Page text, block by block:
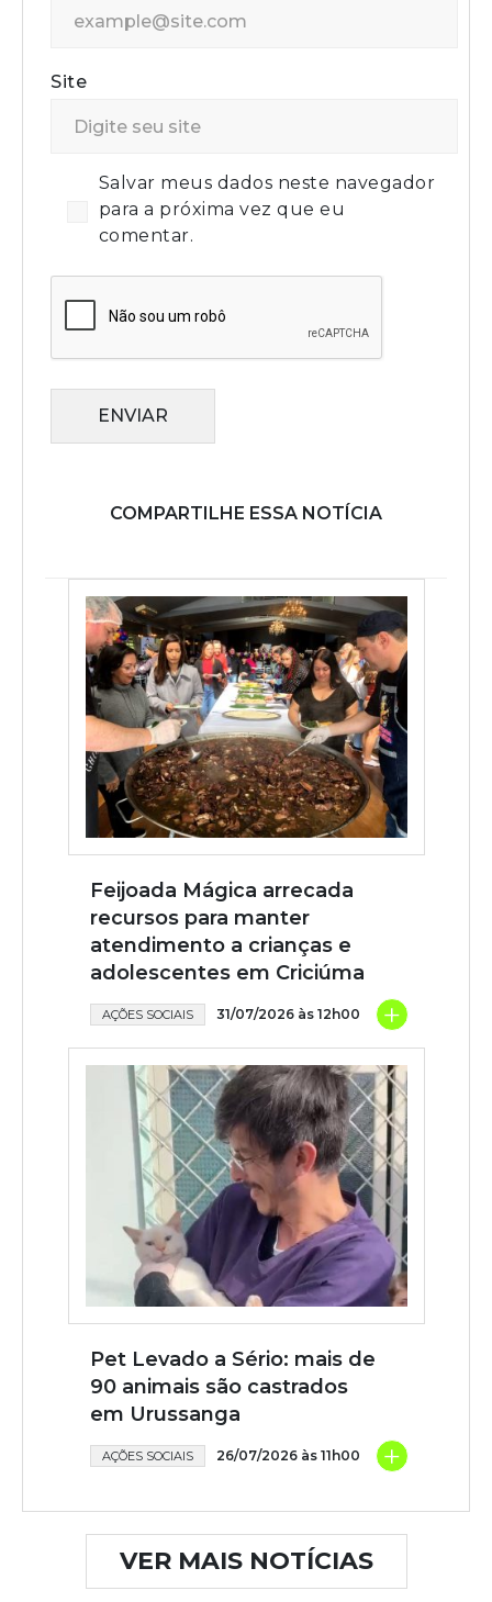
Site
Salvar meus dados neste navegador
para a próxima vez que eu
comentar.
ENVIAR
COMPARTILHE ESSA NOTÍCIA
Feijoada Mágica arrecada
recursos para manter
atendimento a crianças e
adolescentes em Criciúma
AÇÕES SOCIAIS 31/07/2026 às 12h00 +
Pet Levado a Sério: mais de
90 animais são castrados
em Urussanga
AÇÕES SOCIAIS 26/07/2026 às 11h00 +
VER MAIS NOTÍCIAS